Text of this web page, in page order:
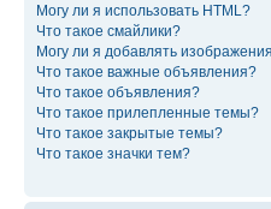
Могу ли я использовать HTML?
Что такое смайлики?
Могу ли я добавлять
Что такое важные объявления?
Что такое объявления?
Что такое прилепленные темы?
Что такое закрытые темы?
Что такое значки тем?